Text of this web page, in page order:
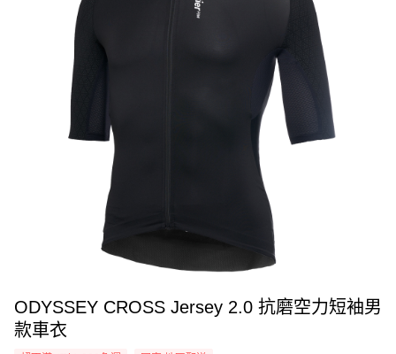
ODYSSEY CROSS Jersey 2.0 抗磨空力短袖男
款車衣